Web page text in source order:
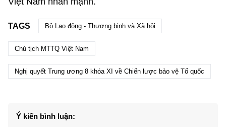
TAGS Bộ Lao động - Thương binh và Xã hội
Chủ tịch MTTQ Việt Nam
Nghị quyết Trung ương 8 khóa XI về Chiến lược bảo vệ Tổ quốc
Ý kiến bình luận: